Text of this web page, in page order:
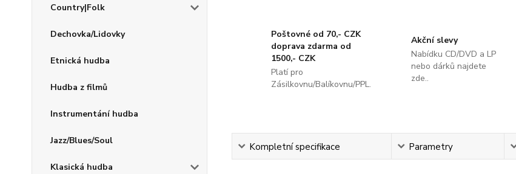
Country|Folk
Dechovka/Lidovky
Etnická hudba
Hudba z filmů
Instrumentání hudba
Jazz/Blues/Soul
Klasická hudba
Poštovné od 70,- CZK
doprava zdarma od
1500,- CZK
Platí pro
Zásilkovnu/Balíkovnu/PPL.
Akční slevy
Nabídku CD/DVD a LP
nebo dárků najdete
zde..
Kompletní specifikace Parametry